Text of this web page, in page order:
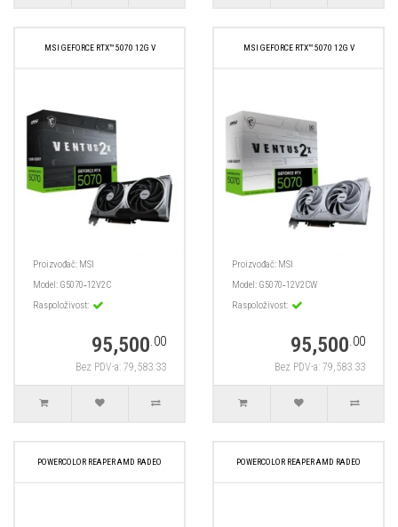
MSI GEFORCE RTX™ 5070 12G V
Proizvođač: MSI
Model: G5070‑12V2C
Raspoloživost:
95,500.00
Bez PDV-a: 79,583.33
MSI GEFORCE RTX™ 5070 12G V
Proizvođač: MSI
Model: G5070‑12V2CW
Raspoloživost:
95,500.00
Bez PDV-a: 79,583.33
POWERCOLOR REAPER AMD RADEO POWERCOLOR REAPER AMD RADEO